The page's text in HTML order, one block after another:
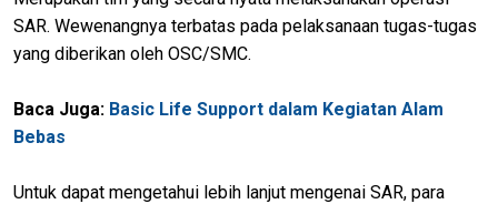
SAR. Wewenangnya terbatas pada pelaksanaan tugas-tugas
yang diberikan oleh OSC/SMC.
Baca Juga: Basic Life Support dalam Kegiatan Alam
Bebas
Untuk dapat mengetahui lebih lanjut mengenai SAR, para